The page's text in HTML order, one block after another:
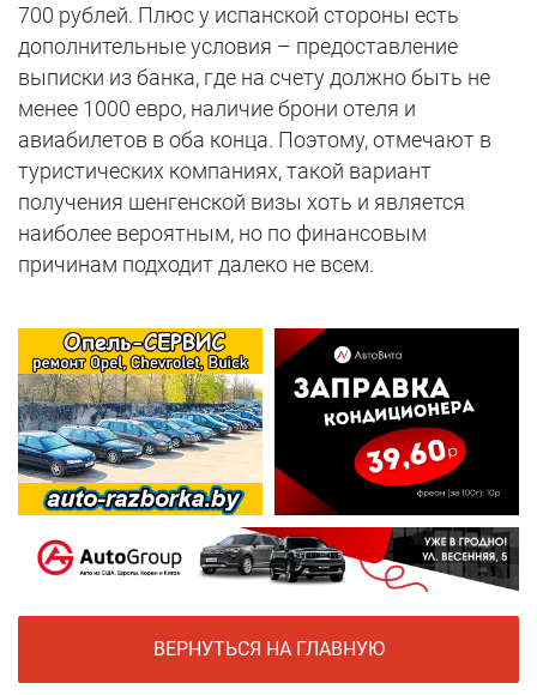
700 рублей. Плюс у испанской стороны есть
дополнительные условия – предоставление
выписки из банка, где на счету должно быть не
менее 1000 евро, наличие брони отеля и
авиабилетов в оба конца. Поэтому, отмечают в
туристических компаниях, такой вариант
получения шенгенской визы хоть и является
наиболее вероятным, но по финансовым
причинам подходит далеко не всем.
ВЕРНУТЬСЯ НА ГЛАВНУЮ